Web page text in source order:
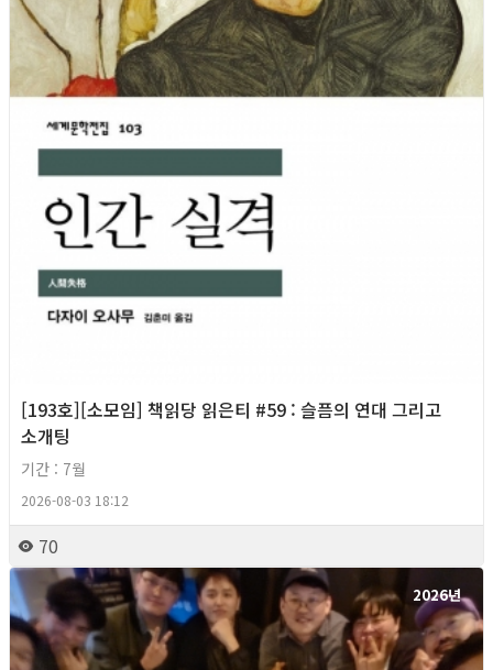
[193호][소모임] 책읽당 읽은티 #59 : 슬픔의 연대 그리고
소개팅
기간 : 7월
2026-08-03 18:12
70
2026년